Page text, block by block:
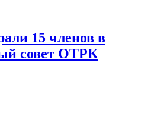
15 членов в
совет ОТРК